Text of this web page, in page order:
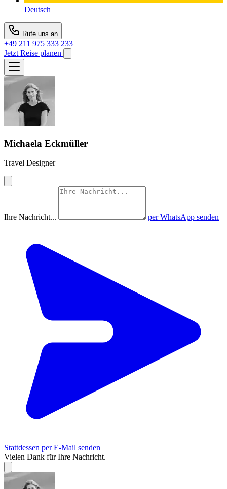
Deutsch
Rufe uns an
+49 211 975 333 233
Jetzt Reise planen
Michaela Eckmüller
Travel Designer
Ihre Nachricht... per WhatsApp senden
Stattdessen per E-Mail senden
Vielen Dank für Ihre Nachricht.